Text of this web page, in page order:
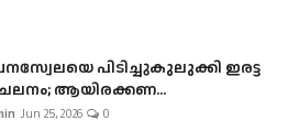
പിടിച്ചുകുലുക്കി ഇരട്ട
ആയിരക്കണ...
Jun 25, 2026 0